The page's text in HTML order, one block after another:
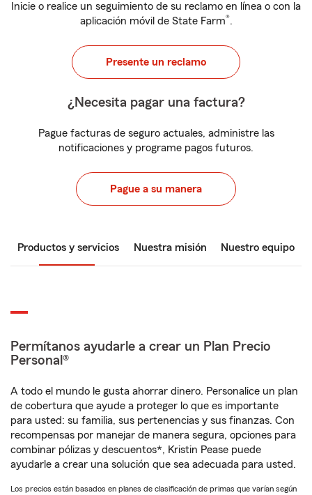
Inicie o realice un seguimiento de su reclamo en línea o con la
aplicación móvil de State Farm®.
Presente un reclamo
¿Necesita pagar una factura?
Pague facturas de seguro actuales, administre las
notificaciones y programe pagos futuros.
Pague a su manera
Productos y servicios Nuestra misión Nuestro equipo
Permítanos ayudarle a crear un Plan Precio
Personal®
A todo el mundo le gusta ahorrar dinero. Personalice un plan
de cobertura que ayude a proteger lo que es importante
para usted: su familia, sus pertenencias y sus finanzas. Con
recompensas por manejar de manera segura, opciones para
combinar pólizas y descuentos*, Kristin Pease puede
ayudarle a crear una solución que sea adecuada para usted.
Los precios están basados en planes de clasificación de primas que varían según